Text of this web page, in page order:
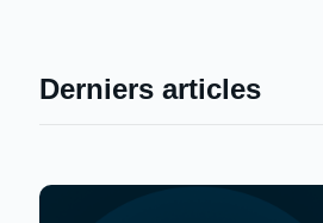
Derniers articles